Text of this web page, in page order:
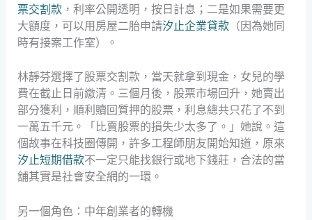
票交割款，利率公開透明，按日計息；二是如果需要更
大額度，可以用房屋二胎申請汐止企業貸款（因為她同
時有接案工作室）。
林靜芬選擇了股票交割款，當天就拿到現金，女兒的學
費在截止日前繳清。三個月後，股票市場回升，她賣出
部分獲利，順利贖回質押的股票，利息總共只花了不到
一萬五千元。「比賣股票的損失少太多了。」她說。這
個故事在科技圈傳開，許多工程師朋友開始知道，原來
汐止短期借款不一定只能找銀行或地下錢莊，合法的當
舖其實是社會安全網的一環。
另一個角色：中年創業者的轉機